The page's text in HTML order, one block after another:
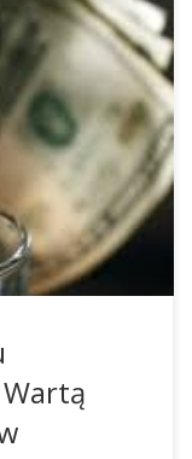
się na
jej sprzedaży.
o wartości
100 milionów